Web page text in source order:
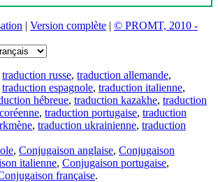
| Version complète | © PROMT, 2010 -
traduction russe, traduction allemande,
traduction espagnole, traduction italienne,
hébreue, traduction kazakhe, traduction
, traduction portugaise, traduction
, traduction ukrainienne, traduction
, Conjugaison anglaise, Conjugaison
italienne, Conjugaison portugaise,
française.